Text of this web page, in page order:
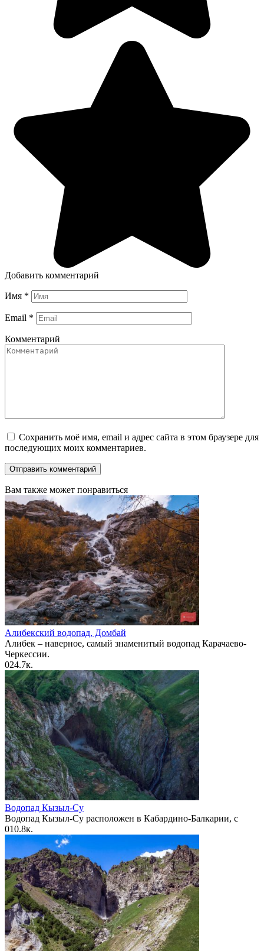
Добавить комментарий
Имя *
Email *
Комментарий
Сохранить моё имя, email и адрес сайта в этом браузере для
последующих моих комментариев.
Вам также может понравиться
Алибекский водопад, Домбай
Алибек – наверное, самый знаменитый водопад Карачаево-
Черкессии.
024.7к.
Водопад Кызыл-Су
Водопад Кызыл-Су расположен в Кабардино-Балкарии, с
010.8к.